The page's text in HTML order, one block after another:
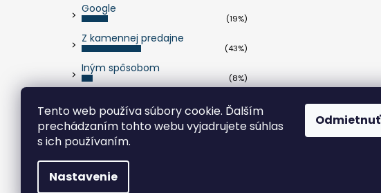
Tento web používa súbory cookie. Ďalším
prechádzaním tohto webu vyjadrujete súhlas
s ich používaním.
Nastavenie
Odmietnuť
Google
(19%)
Z kamennej predajne
(43%)
Iným spôsobom
(8%)
Copyright 2026